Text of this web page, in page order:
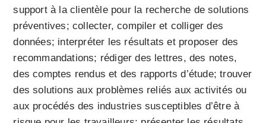
support à la clientèle pour la recherche de solutions
préventives; collecter, compiler et colliger des
données; interpréter les résultats et proposer des
recommandations; rédiger des lettres, des notes,
des comptes rendus et des rapports d’étude; trouver
des solutions aux problèmes reliés aux activités ou
aux procédés des industries susceptibles d’être à